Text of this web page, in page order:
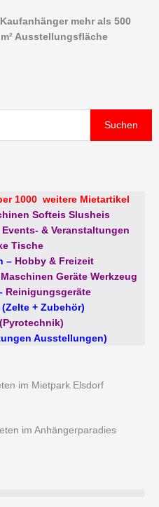
mehr als 500
Ausstellungsfläche
Suchen
1000 weitere Mietartikel
Softeis Slusheis
Events- & Veranstaltungen
Tische
– Hobby & Freizeit
Maschinen Geräte Werkzeug
Reinigungsgeräte
+ Zubehör)
Ausstellungen)
im Mietpark Elsdorf
im Anhängerparadies